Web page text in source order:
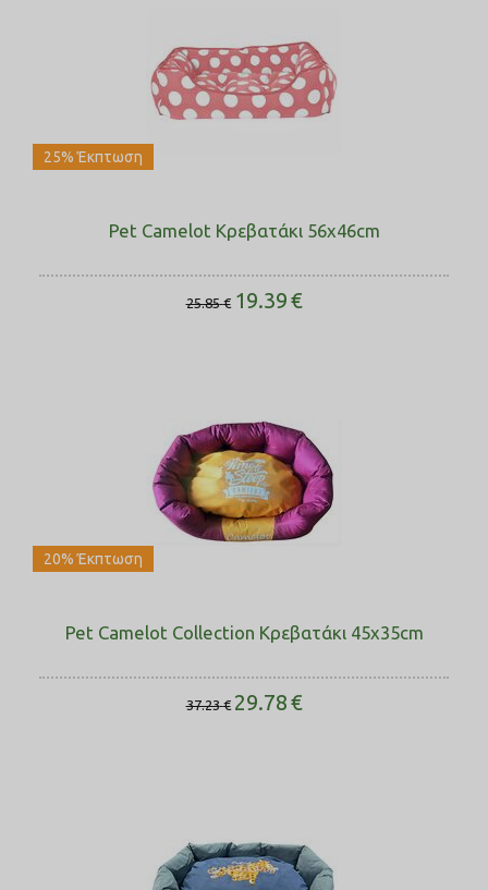
25% Έκπτωση
Pet Camelot Κρεβατάκι 56x46cm
25.85 € 19.39€
20% Έκπτωση
Pet Camelot Collection Κρεβατάκι 45x35cm
37.23 € 29.78€